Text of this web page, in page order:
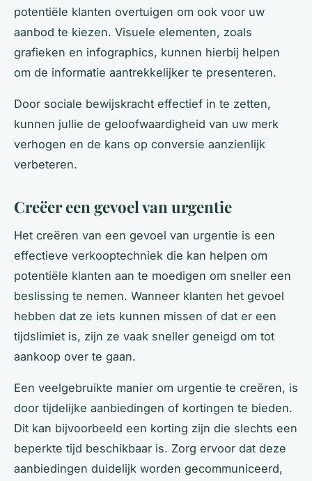
potentiële klanten overtuigen om ook voor uw
aanbod te kiezen. Visuele elementen, zoals
grafieken en infographics, kunnen hierbij helpen
om de informatie aantrekkelijker te presenteren.
Door sociale bewijskracht effectief in te zetten,
kunnen jullie de geloofwaardigheid van uw merk
verhogen en de kans op conversie aanzienlijk
verbeteren.
Creëer een gevoel van urgentie
Het creëren van een gevoel van urgentie is een
effectieve verkooptechniek die kan helpen om
potentiële klanten aan te moedigen om sneller een
beslissing te nemen. Wanneer klanten het gevoel
hebben dat ze iets kunnen missen of dat er een
tijdslimiet is, zijn ze vaak sneller geneigd om tot
aankoop over te gaan.
Een veelgebruikte manier om urgentie te creëren, is
door tijdelijke aanbiedingen of kortingen te bieden.
Dit kan bijvoorbeeld een korting zijn die slechts een
beperkte tijd beschikbaar is. Zorg ervoor dat deze
aanbiedingen duidelijk worden gecommuniceerd,